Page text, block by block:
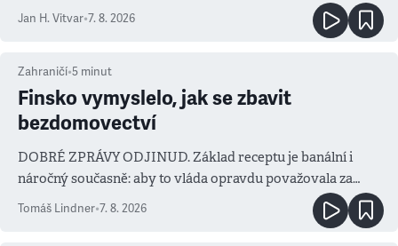
salvy i kritika pokrokářů
Jan H. Vitvar•7. 8. 2026
Zahraničí•5 minut
Finsko vymyslelo, jak se zbavit
bezdomovectví
DOBRÉ ZPRÁVY ODJINUD. Základ receptu je banální i
náročný současně: aby to vláda opravdu považovala za
prioritu
Tomáš Lindner•7. 8. 2026